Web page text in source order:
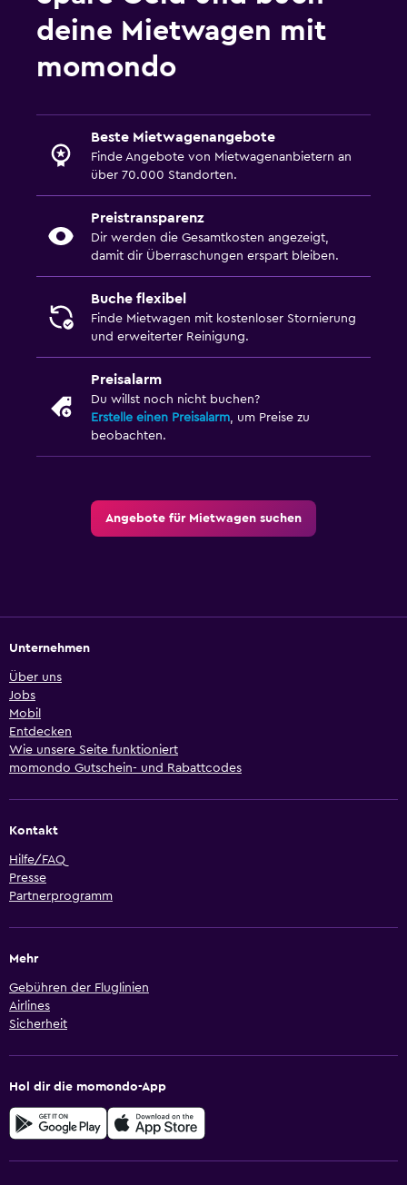
deine Mietwagen mit
momondo
Beste Mietwagenangebote
Finde Angebote von Mietwagenanbietern an
über 70.000 Standorten.
Preistransparenz
Dir werden die Gesamtkosten angezeigt,
damit dir Überraschungen erspart bleiben.
Buche flexibel
Finde Mietwagen mit kostenloser Stornierung
und erweiterter Reinigung.
Preisalarm
Du willst noch nicht buchen?
Erstelle einen Preisalarm, um Preise zu
beobachten.
Angebote für Mietwagen suchen
Unternehmen
Über uns
Jobs
Mobil
Entdecken
Wie unsere Seite funktioniert
momondo Gutschein- und Rabattcodes
Kontakt
Hilfe/FAQ
Presse
Partnerprogramm
Mehr
Gebühren der Fluglinien
Airlines
Sicherheit
Hol dir die momondo-App